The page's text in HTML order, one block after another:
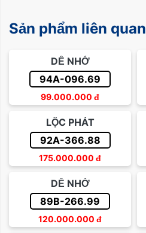
Sản phẩm liên quan
DỄ NHỚ
94A-096.69
99.000.000 đ
LỘC PHÁT
92A-366.88
175.000.000 đ
DỄ NHỚ
89B-266.99
120.000.000 đ